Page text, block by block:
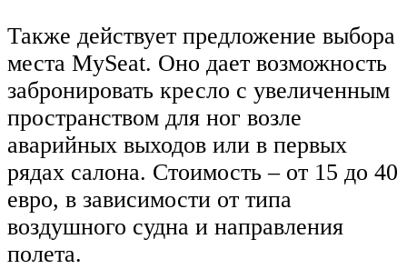
Также действует предложение выбора
места MySeat. Оно дает возможность
забронировать кресло с увеличенным
пространством для ног возле
аварийных выходов или в первых
рядах салона. Стоимость – от 15 до 40
евро, в зависимости от типа
воздушного судна и направления
полета.